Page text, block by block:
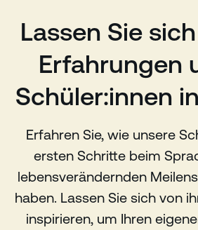
Lassen Sie
Erfahrungen
Schüler:innen
Erfahren Sie, wie unsere
ersten Schritte beim
lebensverändernden
haben. Lassen Sie sich von
inspirieren, um Ihren